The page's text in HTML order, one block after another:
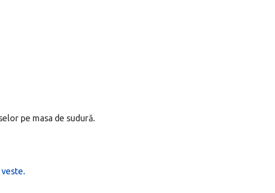
pe masa de sudură.
veste.